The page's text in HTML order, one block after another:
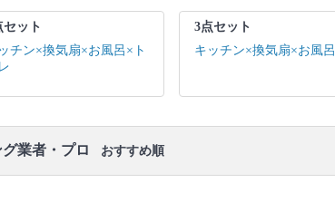
もご参照ください。
ります。
セット
チン×換気扇×お風呂×ト
3点セット
キッチン×換気扇×お風呂
業者・プロ おすすめ順